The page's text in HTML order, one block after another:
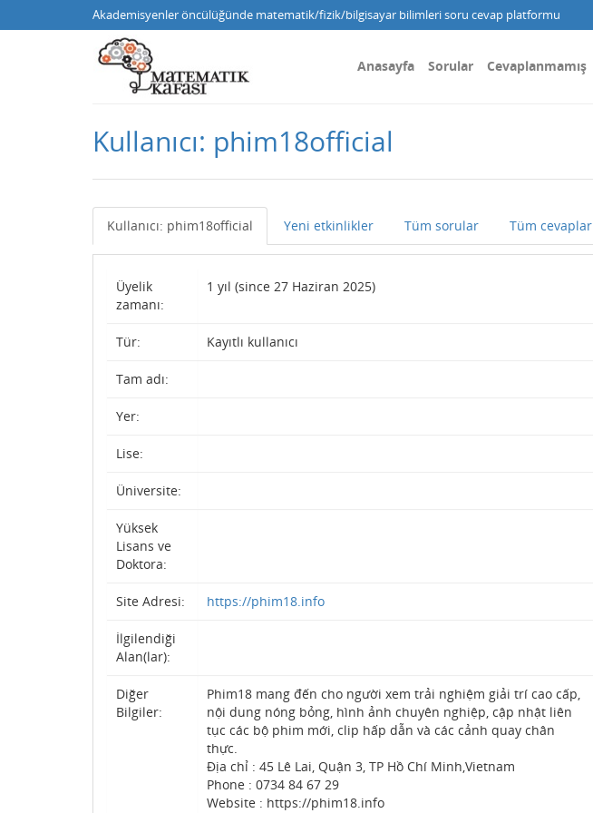
Akademisyenler öncülüğünde matematik/fizik/bilgisayar bilimleri soru cevap platformu
Anasayfa Sorular Cevaplanmamış
Kullanıcı: phim18official
Kullanıcı: phim18official Yeni etkinlikler Tüm sorular Tüm cevaplar
Üyelik
zamanı:
1 yıl (since 27 Haziran 2025)
Tür: Kayıtlı kullanıcı
Tam adı:
Yer:
Lise:
Üniversite:
Yüksek
Lisans ve
Doktora:
Site Adresi: https://phim18.info
İlgilendiği
Alan(lar):
Diğer
Bilgiler:
Phim18 mang đến cho người xem trải nghiệm giải trí cao cấp,
nội dung nóng bỏng, hình ảnh chuyên nghiệp, cập nhật liên
tục các bộ phim mới, clip hấp dẫn và các cảnh quay chân
thực.
Địa chỉ : 45 Lê Lai, Quận 3, TP Hồ Chí Minh,Vietnam
Phone : 0734 84 67 29
Website : https://phim18.info